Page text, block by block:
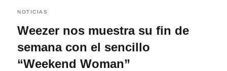
NOTICIAS
Weezer nos muestra su fin de
semana con el sencillo
“Weekend Woman”